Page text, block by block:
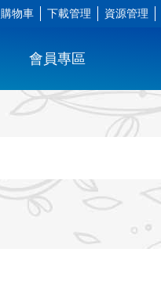
購物車 下載管理 資源管理
會員專區